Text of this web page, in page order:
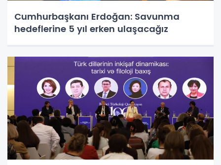
Cumhurbaşkanı Erdoğan: Savunma
hedeflerine 5 yıl erken ulaşacağız